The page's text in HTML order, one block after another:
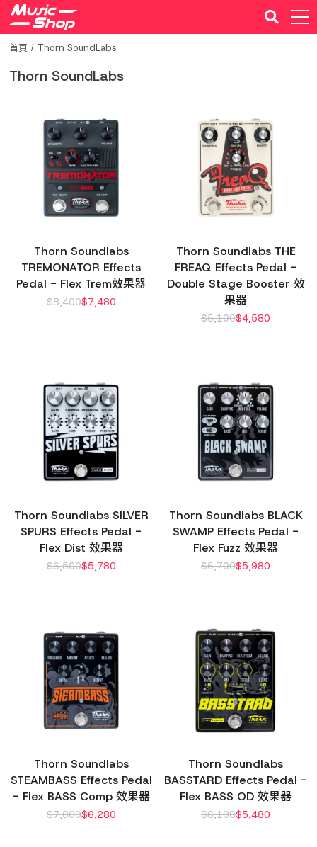
首頁 Thorn SoundLabs
Thorn SoundLabs
Thorn Soundlabs
TREMONATOR Effects
Pedal - Flex Trem效果器
$8,400$7,480
Thorn Soundlabs THE
FREAQ Effects Pedal -
Double Stage Booster 效
果器
$5,100$4,580
Thorn Soundlabs SILVER
SPURS Effects Pedal -
Flex Dist 效果器
$6,500$5,780
Thorn Soundlabs BLACK
SWAMP Effects Pedal -
Flex Fuzz 效果器
$6,700$5,980
Thorn Soundlabs
STEAMBASS Effects Pedal
- Flex BASS Comp 效果器
$7,000$6,280
Thorn Soundlabs
BASSTARD Effects Pedal -
Flex BASS OD 效果器
$6,100$5,480